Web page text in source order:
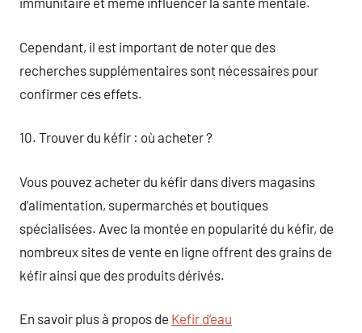
Cependant, il est important de noter que des
recherches supplémentaires sont nécessaires pour
confirmer ces effets.
10. Trouver du kéfir : où acheter ?
Vous pouvez acheter du kéfir dans divers magasins
d’alimentation, supermarchés et boutiques
spécialisées. Avec la montée en popularité du kéfir, de
nombreux sites de vente en ligne offrent des grains de
kéfir ainsi que des produits dérivés.
En savoir plus à propos de Kefir d’eau